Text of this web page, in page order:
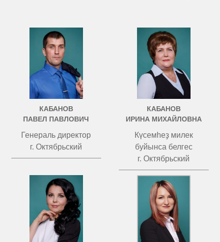
КАБАНОВ
ПАВЕЛ ПАВЛОВИЧ
Генераль директор
г. Октябрьский
КАБАНОВ
ИРИНА МИХАЙЛОВНА
Күсемһеҙ милек
буйынса белгес
г. Октябрьский